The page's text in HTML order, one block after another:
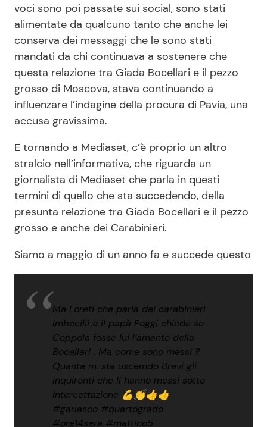
voci sono poi passate sui social, sono stati
alimentate da qualcuno tanto che anche lei
conserva dei messaggi che le sono stati
mandati da chi continuava a sostenere che
questa relazione tra Giada Bocellari e il pezzo
grosso di Moscova, stava continuando a
influenzare l’indagine della procura di Pavia, una
accusa gravissima.
E tornando a Mediaset, c’è proprio un altro
stralcio nell’informativa, che riguarda un
giornalista di Mediaset che parla in questi
termini di quello che sta succedendo, della
presunta relazione tra Giada Bocellari e il pezzo
grosso e anche dei Carabinieri.
Siamo a maggio di un anno fa e succede questo
Ma Loreti che parla dei carabinieri
imbecilli e il papà Poggi chiede se
Coppola fosse lui l’amante della
Bocellari . Ma come sono messi ?
Quanta m. sta uscemdo Bravi gli
inquirenti che li hanno messi sotto
intercettazione 💪👏👍👍
#garlasco #quartogrado
#ore14sera #mattino5